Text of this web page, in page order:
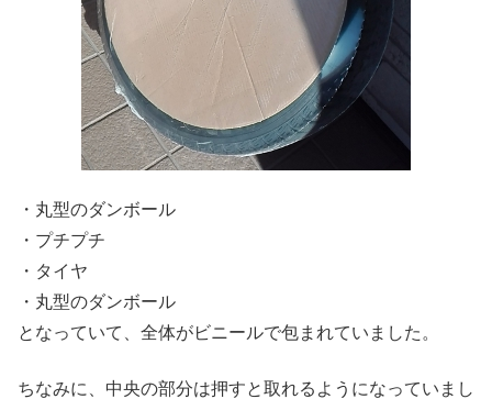
・丸型のダンボール
・プチプチ
・タイヤ
・丸型のダンボール
となっていて、全体がビニールで包まれていました。
ちなみに、中央の部分は押すと取れるようになっていまし